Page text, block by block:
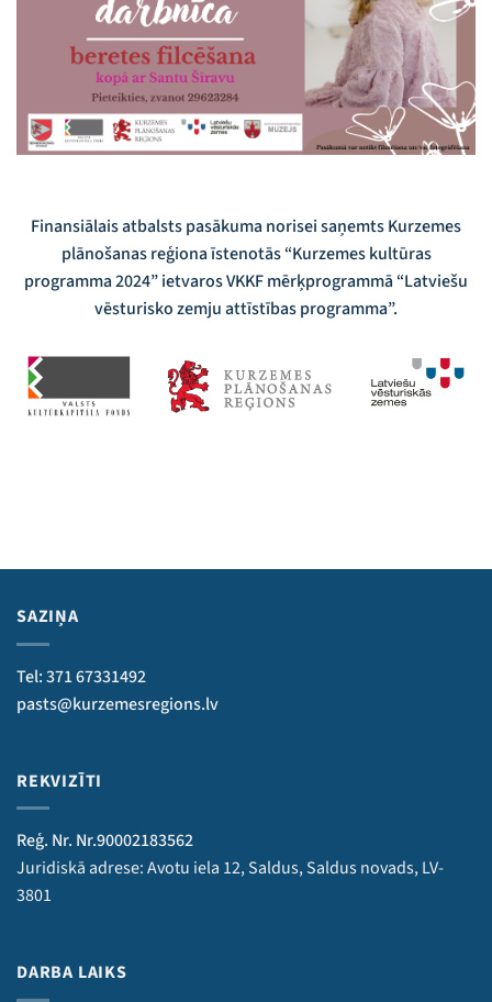
Finansiālais atbalsts pasākuma norisei saņemts Kurzemes
plānošanas reģiona īstenotās “Kurzemes kultūras
programma 2024” ietvaros VKKF mērķprogrammā “Latviešu
vēsturisko zemju attīstības programma”.
SAZIŅA
Tel: 371 67331492
pasts@kurzemesregions.lv
REKVIZĪTI
Reģ. Nr. Nr.90002183562
Juridiskā adrese: Avotu iela 12, Saldus, Saldus novads, LV-
3801
DARBA LAIKS